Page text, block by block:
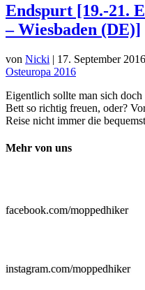
Endspurt [19.-21.
– Wiesbaden (DE)]
von Nicki | 17. September 2016
Osteuropa 2016
Eigentlich sollte man sich doch
Bett so richtig freuen, oder?
Reise nicht immer die
Mehr von uns
facebook.com/moppedhiker
instagram.com/moppedhiker